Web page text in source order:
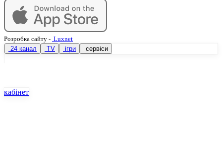
Розробка сайту - Luxnet
24 канал
TV ігри сервіси
кабінет